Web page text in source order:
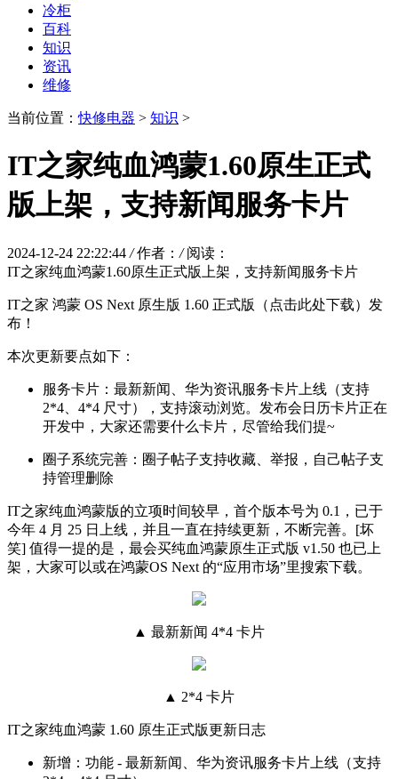
冷柜
百科
知识
资讯
维修
当前位置：快修电器 > 知识 >
IT之家纯血鸿蒙1.60原生正式
版上架，支持新闻服务卡片
2024-12-24 22:22:44 / 作者： / 阅读：
IT之家纯血鸿蒙1.60原生正式版上架，支持新闻服务卡片
IT之家 鸿蒙 OS Next 原生版 1.60 正式版（点击此处下载）发
布！
本次更新要点如下：
服务卡片：最新新闻、华为资讯服务卡片上线（支持
2*4、4*4 尺寸），支持滚动浏览。发布会日历卡片正在
开发中，大家还需要什么卡片，尽管给我们提~
圈子系统完善：圈子帖子支持收藏、举报，自己帖子支
持管理删除
IT之家纯血鸿蒙版的立项时间较早，首个版本号为 0.1，已于
今年 4 月 25 日上线，并且一直在持续更新，不断完善。[坏
笑] 值得一提的是，最会买纯血鸿蒙原生正式版 v1.50 也已上
架，大家可以或在鸿蒙OS Next 的“应用市场”里搜索下载。
▲ 最新新闻 4*4 卡片
▲ 2*4 卡片
IT之家纯血鸿蒙 1.60 原生正式版更新日志
新增：功能 - 最新新闻、华为资讯服务卡片上线（支持